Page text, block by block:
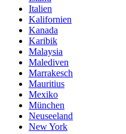
Italien
Kalifornien
Kanada
Karibik
Malaysia
Malediven
Marrakesch
Mauritius
Mexiko
München
Neuseeland
New York